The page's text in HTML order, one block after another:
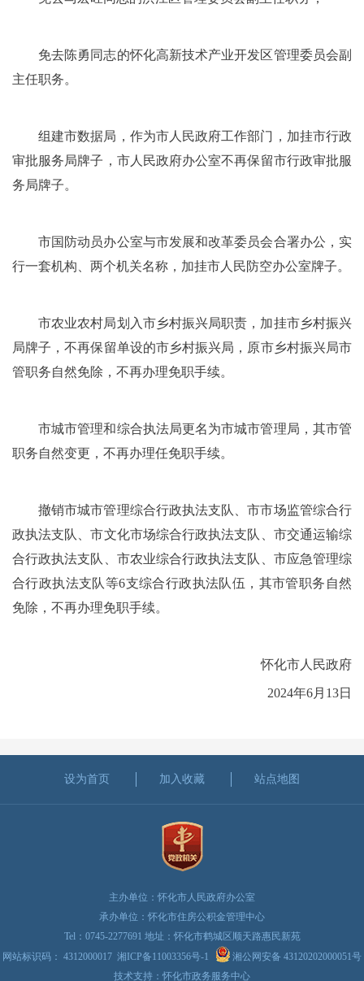
免去陈勇同志的怀化高新技术产业开发区管理委员会副
主任职务。
组建市数据局，作为市人民政府工作部门，加挂市行政
审批服务局牌子，市人民政府办公室不再保留市行政审批服
务局牌子。
市国防动员办公室与市发展和改革委员会合署办公，实
行一套机构、两个机关名称，加挂市人民防空办公室牌子。
市农业农村局划入市乡村振兴局职责，加挂市乡村振兴
局牌子，不再保留单设的市乡村振兴局，原市乡村振兴局市
管职务自然免除，不再办理免职手续。
市城市管理和综合执法局更名为市城市管理局，其市管
职务自然变更，不再办理任免职手续。
撤销市城市管理综合行政执法支队、市市场监管综合行
政执法支队、市文化市场综合行政执法支队、市交通运输综
合行政执法支队、市农业综合行政执法支队、市应急管理综
合行政执法支队等6支综合行政执法队伍，其市管职务自然
免除，不再办理免职手续。
怀化市人民政府
2024年6月13日
设为首页 加入收藏 站点地图
主办单位：怀化市人民政府办公室
承办单位：怀化市住房公积金管理中心
Tel：0745-2277691 地址：怀化市鹤城区顺天路惠民新苑
网站标识码： 4312000017 湘ICP备11003356号-1
湘公网安备 43120202000051号
技术支持：怀化市政务服务中心